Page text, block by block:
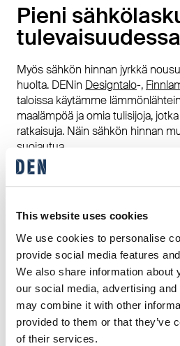
This website uses cookies
We use cookies to personalise
provide social media features
We also share information about
our social media, advertising
may combine it with other
provided to them or that they’ve
of their services.
Pieni
tulevaisuudessa​
Myös sähkön hinnan jyrkkä
huolta. DENin Designtalo-,
taloissa käytämme
maalämpöä ja omia tulisijoja,
ratkaisuja. Näin sähkön hinnan
suojautua.
Toimiva suunnittelumme säästää
tiloja ei tarvitse lämmittää tai
energiatehokkuutta entisestään.
Kun valitset
kumppanin,
yösi rauhassa​